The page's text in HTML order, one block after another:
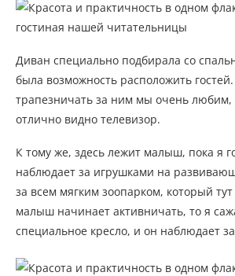
Диван специально подбирала со
была возможность расположить
трапезничать за ним мы очень любим,
отлично видно телевизор.
К тому же, здесь лежит малыш, пока я
наблюдает за игрушками на
за всем мягким зоопарком, который тут
малыш начинает активничать, то я
специальное кресло, и он наблюдает